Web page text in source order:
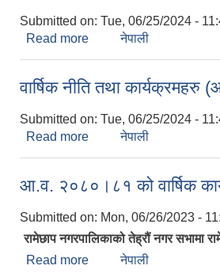
Submitted on: Tue, 06/25/2024 -
Read more about वार्षिक कार्यक्रम
नेपाली
वार्षिक नीति तथा
Submitted on: Tue, 06/25/2024 -
Read more about वार्षिक नीति तथा
नेपाली
आ.व. २०८०।८१ को वार्षिक
Submitted on: Mon, 06/26/2023 -
रामेछाप नगरपालिकाको तेह्रौं नगर सभामा
Read more about आ.व. २०८०।८१ को
नेपाली